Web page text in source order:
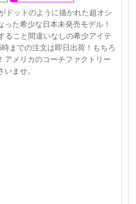
ドットのように描かれた超オシ
た希少な日本未発売モデル！
ること間違いなしの希少アイテ
までの注文は即日出荷！もちろ
アメリカのコーチファクトリー
ませ。